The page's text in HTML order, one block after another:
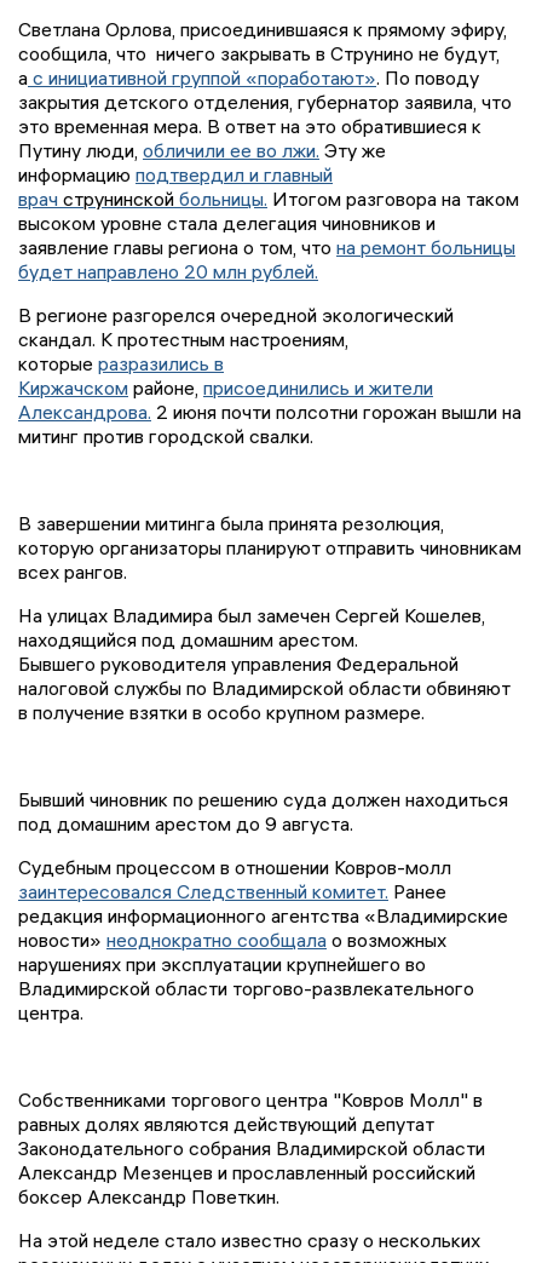
Светлана Орлова, присоединившаяся к прямому эфиру,
сообщила, что ничего закрывать в Струнино не будут,
а с инициативной группой «поработают». По поводу
закрытия детского отделения, губернатор заявила, что
это временная мера. В ответ на это обратившиеся к
Путину люди, обличили ее во лжи. Эту же
информацию подтвердил и главный
врач струнинской больницы. Итогом разговора на таком
высоком уровне стала делегация чиновников и
заявление главы региона о том, что на ремонт больницы
будет направлено 20 млн рублей.
В регионе разгорелся очередной экологический
скандал. К протестным настроениям,
которые разразились в
Киржачском районе, присоединились и жители
Александрова. 2 июня почти полсотни горожан вышли на
митинг против городской свалки.
В завершении митинга была принята резолюция,
которую организаторы планируют отправить чиновникам
всех рангов.
На улицах Владимира был замечен Сергей Кошелев,
находящийся под домашним арестом.
Бывшего руководителя управления Федеральной
налоговой службы по Владимирской области обвиняют
в получение взятки в особо крупном размере.
Бывший чиновник по решению суда должен находиться
под домашним арестом до 9 августа.
Судебным процессом в отношении Ковров-молл
заинтересовался Следственный комитет. Ранее
редакция информационного агентства «Владимирские
новости» неоднократно сообщала о возможных
нарушениях при эксплуатации крупнейшего во
Владимирской области торгово-развлекательного
центра.
Собственниками торгового центра "Ковров Молл" в
равных долях являются действующий депутат
Законодательного собрания Владимирской области
Александр Мезенцев и прославленный российский
боксер Александр Поветкин.
На этой неделе стало известно сразу о нескольких